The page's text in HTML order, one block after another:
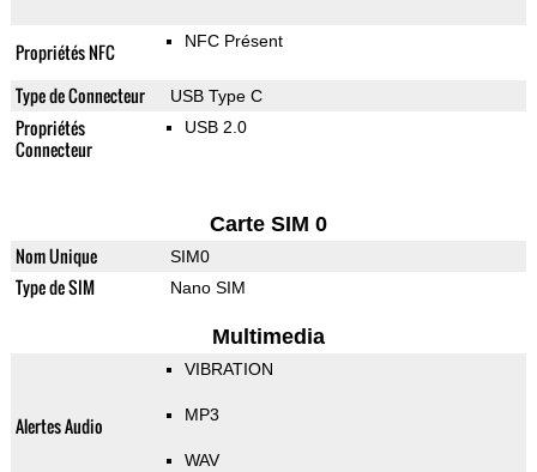
Propriétés NFC NFC Présent
Type de Connecteur USB Type C
Propriétés
Connecteur
USB 2.0
Carte SIM 0
Nom Unique SIM0
Type de SIM Nano SIM
Multimedia
Alertes Audio
VIBRATION
MP3
WAV